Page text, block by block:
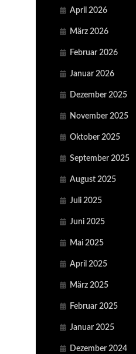
April 2026
März 2026
Februar 2026
Januar 2026
Dezember 2025
November 2025
Oktober 2025
September 2025
August 2025
Juli 2025
Juni 2025
Mai 2025
April 2025
März 2025
Februar 2025
Januar 2025
Dezember 2024